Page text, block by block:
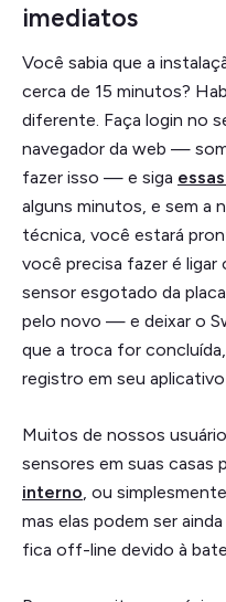
imediatos
Você sabia que a
cerca de 15 minutos?
diferente. Faça login no
navegador da web —
fazer isso — e siga
alguns minutos, e sem a
técnica, você estará
você precisa fazer é
sensor esgotado da
pelo novo — e deixar o
que a troca for
registro em seu
Muitos de nossos
sensores em suas casas
interno , ou
mas elas podem ser
fica off-line devido à